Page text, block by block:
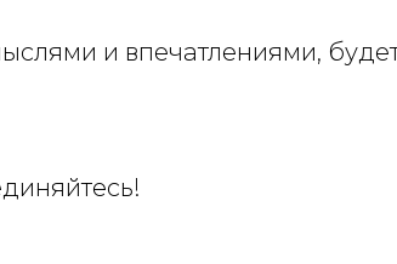
и впечатлениями,